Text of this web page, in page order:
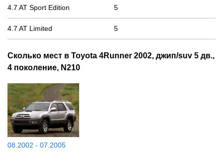
4.7 AT Sport Edition 5
4.7 AT Limited 5
Сколько мест в Toyota 4Runner 2002, джип/suv 5 дв.,
4 поколение, N210
08.2002 - 07.2005